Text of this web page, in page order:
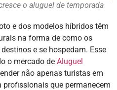
o aluguel de temporada
e dos modelos híbridos têm
na forma de como os
e se hospedam. Esse
o mercado de Aluguel
não apenas turistas em
que permanecem